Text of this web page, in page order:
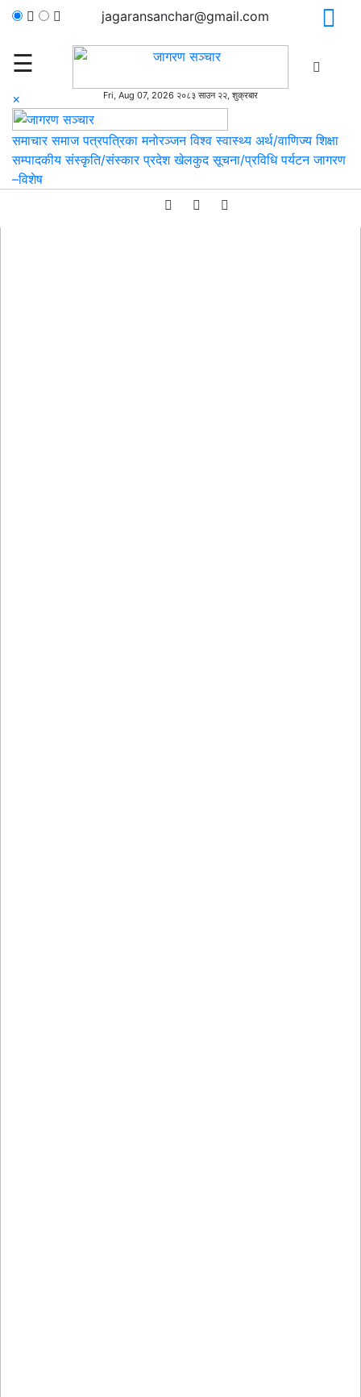
jagaransanchar@gmail.com
☰
Fri, Aug 07, 2026 २०८३ साउन २२, शुक्रबार
×
समाचार समाज पत्रपत्रिका मनोरञ्जन विश्व स्वास्थ्य अर्थ/वाणिज्य शिक्षा
सम्पादकीय संस्कृति/संस्कार प्रदेश खेलकुद सूचना/प्रविधि पर्यटन जागरण
–विशेष